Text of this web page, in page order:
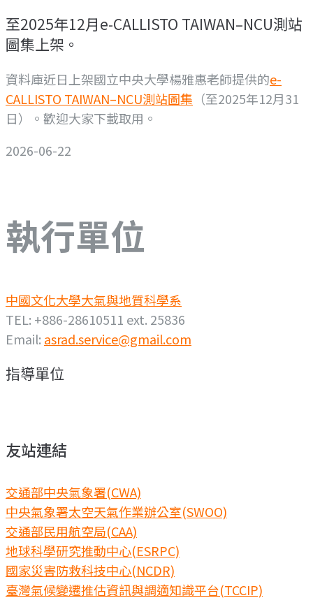
至2025年12月e-CALLISTO TAIWAN–NCU測站
圖集上架。
資料庫近日上架國立中央大學楊雅惠老師提供的e-
CALLISTO TAIWAN–NCU測站圖集 （至2025年12月31
日）。歡迎大家下載取用。
2026-06-22
執行單位
中國文化大學大氣與地質科學系
TEL: +886-28610511 ext. 25836
Email: asrad.service@gmail.com
指導單位
友站連結
交通部中央氣象署(CWA)
中央氣象署太空天氣作業辦公室(SWOO)
交通部民用航空局(CAA)
地球科學研究推動中心(ESRPC)
國家災害防救科技中心(NCDR)
臺灣氣候變遷推估資訊與調適知識平台(TCCIP)